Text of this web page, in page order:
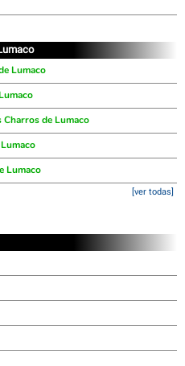
Lumaco
Charros de Lumaco
Lumaco
[ver todas]